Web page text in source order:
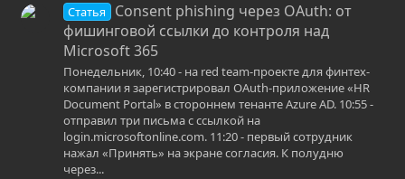
Статья
Consent phishing через OAuth: от
фишинговой ссылки до контроля над
Microsoft 365
Понедельник, 10:40 - на red team-проекте для финтех-
компании я зарегистрировал OAuth-приложение «HR
Document Portal» в стороннем тенанте Azure AD. 10:55 -
отправил три письма с ссылкой на
login.microsoftonline.com. 11:20 - первый сотрудник
нажал «Принять» на экране согласия. К полудню
через...